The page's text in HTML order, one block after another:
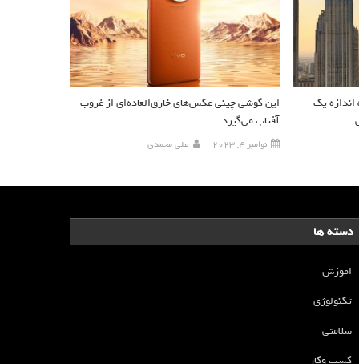
این گوشی چینی عکس‌های خارق‌العاده‌ای از غروب
آفتاب می‌گیرد
نوامبر 4, 2023 علی محمدی
یک
دسته ها
اموزش
تکنولوژی
سلامتی
کسب وکار